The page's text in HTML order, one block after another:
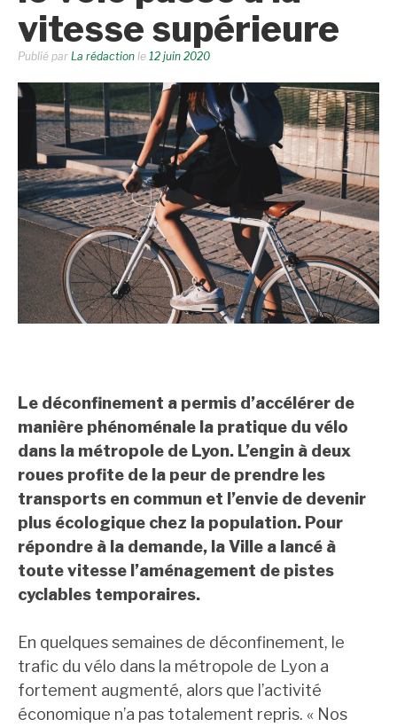
vitesse supérieure
Publié par La rédaction le 12 juin 2020
Le déconfinement a permis d’accélérer de
manière phénoménale la pratique du vélo
dans la métropole de Lyon. L’engin à deux
roues profite de la peur de prendre les
transports en commun et l’envie de devenir
plus écologique chez la population. Pour
répondre à la demande, la Ville a lancé à
toute vitesse l’aménagement de pistes
cyclables temporaires.
En quelques semaines de déconfinement, le
trafic du vélo dans la métropole de Lyon a
fortement augmenté, alors que l’activité
économique n’a pas totalement repris. « Nos